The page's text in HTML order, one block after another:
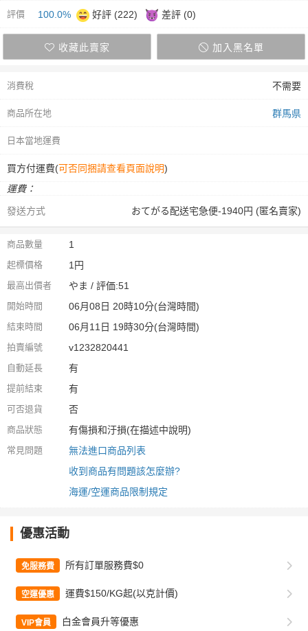
評價 100.0% 好評 (222) 差評 (0)
收藏此賣家 加入黑名單
消費稅 不需要
商品所在地 群馬県
日本當地運費
買方付運費(可否同捆請查看頁面說明)
運費：
發送方式
おてがる配送宅急便-1940円 (匿名賣家)
商品數量 1
起標價格 1円
最高出價者 やま / 評価:51
開始時間 06月08日 20時10分(台灣時間)
結束時間 06月11日 19時30分(台灣時間)
拍賣編號 v1232820441
自動延長 有
提前結束 有
可否退貨 否
商品狀態 有傷損和汙損(在描述中說明)
常見問題
無法進口商品列表
收到商品有問題該怎麼辦?
海運/空運商品限制規定
優惠活動
免服務費 所有訂單服務費$0
空運優惠 運費$150/KG起(以克計價)
VIP會員 白金會員升等優惠